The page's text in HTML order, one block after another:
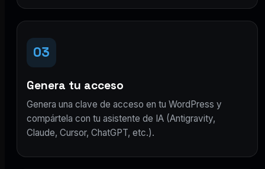
03
Genera tu acceso
Genera una clave de acceso en tu WordPress y
compártela con tu asistente de IA (Antigravity,
Claude, Cursor, ChatGPT, etc.).